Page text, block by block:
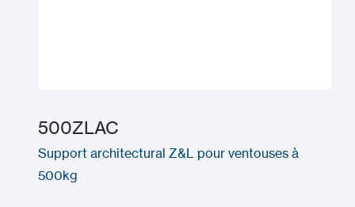
500ZLAC
Support architectural Z&L pour ventouses à
500kg